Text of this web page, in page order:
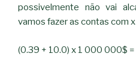
possivelmente não vai
vamos fazer as contas com
(0.39 + 10.0) x 1 000 000$